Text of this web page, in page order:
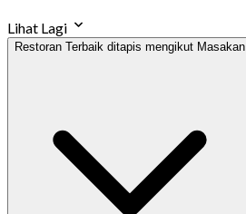
Lihat Lagi
Restoran Terbaik ditapis mengikut Masakan